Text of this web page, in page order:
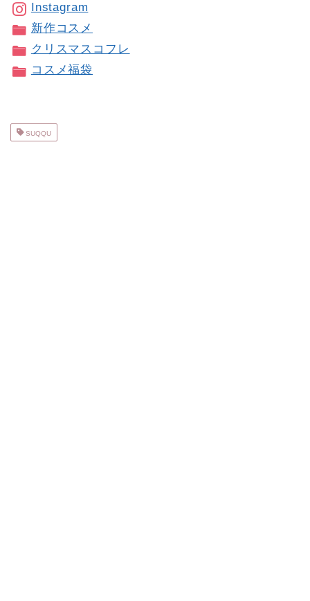
Instagram
新作コスメ
クリスマスコフレ
コスメ福袋
SUQQU